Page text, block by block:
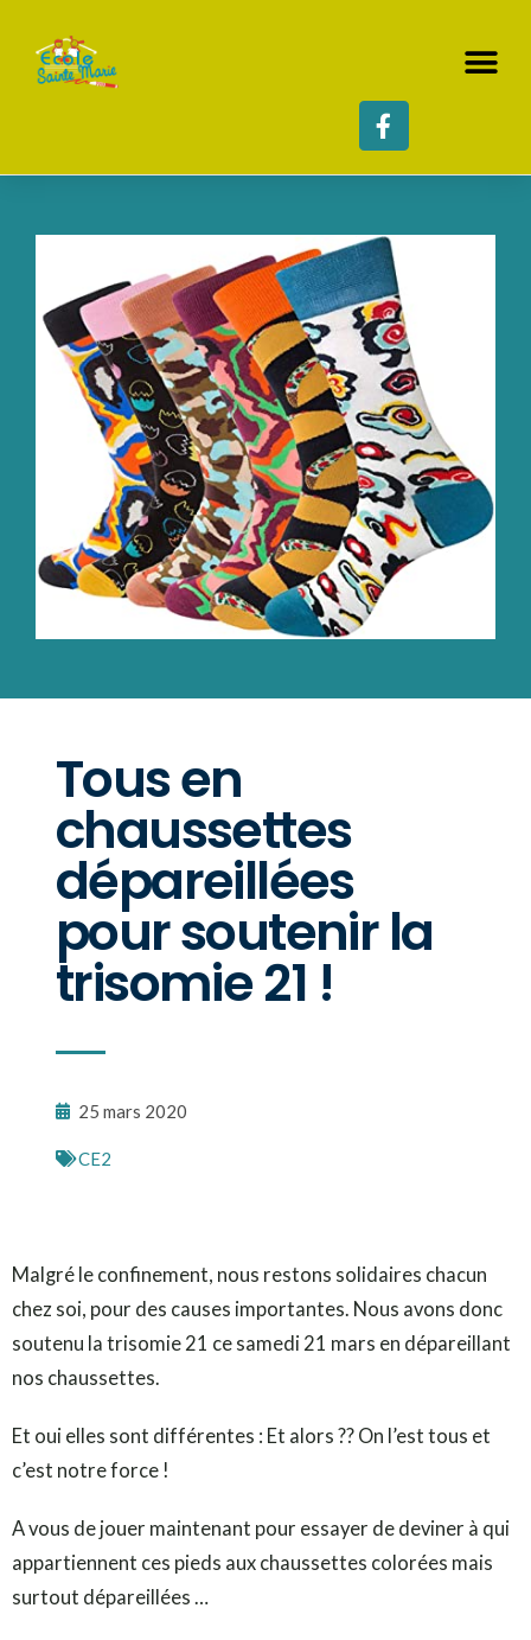
Tous en
chaussettes
dépareillées
pour soutenir la
trisomie 21 !
25 mars 2020
CE2
Malgré le confinement, nous restons solidaires chacun
chez soi, pour des causes importantes. Nous avons donc
soutenu la trisomie 21 ce samedi 21 mars en dépareillant
nos chaussettes.
Et oui elles sont différentes : Et alors ?? On l’est tous et
c’est notre force !
A vous de jouer maintenant pour essayer de deviner à qui
appartiennent ces pieds aux chaussettes colorées mais
surtout dépareillées …